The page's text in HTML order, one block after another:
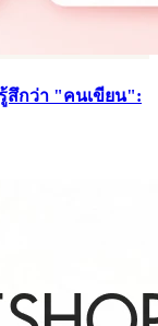
สึกว่า "คนเขียน":